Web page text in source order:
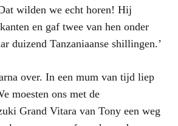
wilden we echt horen! Hij
en gaf twee van hen onder
duizend Tanzaniaanse shillingen.’
over. In een mum van tijd liep
moesten ons met de
Grand Vitara van Tony een weg